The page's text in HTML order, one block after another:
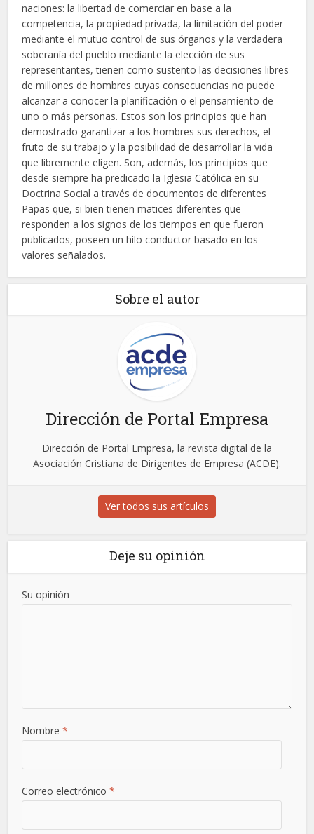
naciones: la libertad de comerciar en base a la
competencia, la propiedad privada, la limitación del poder
mediante el mutuo control de sus órganos y la verdadera
soberanía del pueblo mediante la elección de sus
representantes, tienen como sustento las decisiones libres
de millones de hombres cuyas consecuencias no puede
alcanzar a conocer la planificación o el pensamiento de
uno o más personas. Estos son los principios que han
demostrado garantizar a los hombres sus derechos, el
fruto de su trabajo y la posibilidad de desarrollar la vida
que libremente eligen. Son, además, los principios que
desde siempre ha predicado la Iglesia Católica en su
Doctrina Social a través de documentos de diferentes
Papas que, si bien tienen matices diferentes que
responden a los signos de los tiempos en que fueron
publicados, poseen un hilo conductor basado en los
valores señalados.
Sobre el autor
Dirección de Portal Empresa
Dirección de Portal Empresa, la revista digital de la
Asociación Cristiana de Dirigentes de Empresa (ACDE).
Ver todos sus artículos
Deje su opinión
Su opinión
Nombre*
Correo electrónico*